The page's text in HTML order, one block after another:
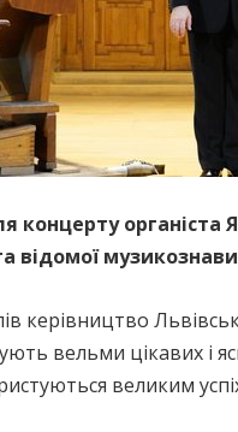
концерту
відомої
керівництво
вельми цікавих і
великим